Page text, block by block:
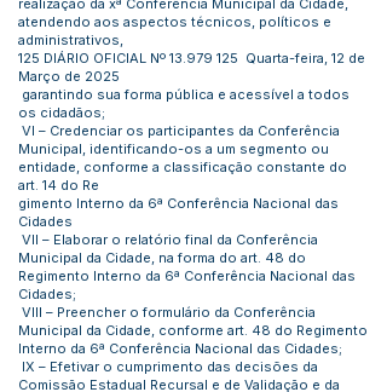
realização da xª Conferência Municipal da Cidade,
atendendo aos aspectos técnicos, políticos e
administrativos,
125 DIÁRIO OFICIAL Nº 13.979 125 Quarta-feira, 12 de
Março de 2025
garantindo sua forma pública e acessível a todos
os cidadãos;
VI – Credenciar os participantes da Conferência
Municipal, identificando-os a um segmento ou
entidade, conforme a classificação constante do
art. 14 do Re
gimento Interno da 6ª Conferência Nacional das
Cidades
VII – Elaborar o relatório final da Conferência
Municipal da Cidade, na forma do art. 48 do
Regimento Interno da 6ª Conferência Nacional das
Cidades;
VIII – Preencher o formulário da Conferência
Municipal da Cidade, conforme art. 48 do Regimento
Interno da 6ª Conferência Nacional das Cidades;
IX – Efetivar o cumprimento das decisões da
Comissão Estadual Recursal e de Validação e da